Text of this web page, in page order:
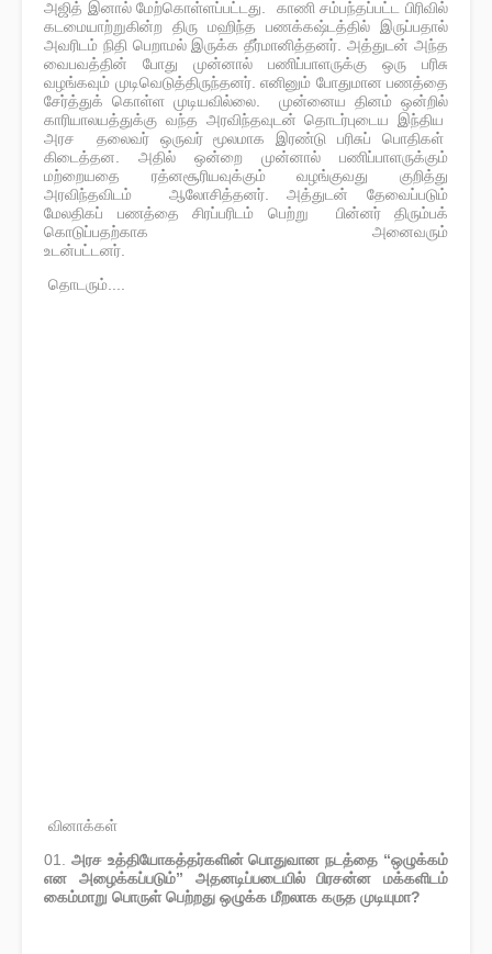
அஜித் இனால் மேற்கொள்ளப்பட்டது. காணி சம்பந்தப்பட்ட பிரிவில்
கடமையாற்றுகின்ற திரு மஹிந்த பணக்கஷ்டத்தில் இருப்பதால்
அவரிடம் நிதி பெறாமல் இருக்க தீ​ர்மானித்தனர். அத்துடன் அந்த
வைபவத்தின் போது முன்னால் பணிப்பாளருக்கு ஒரு பரிசு
வழங்கவும் முடிவெடுத்திருந்தனர். எனினும் போதுமான பணத்தை
சேர்த்துக் கொள்ள முடியவில்லை. முன்னைய தினம் ஒன்றில்
காரியாலயத்துக்கு வந்த அரவிந்தவுடன் தொடர்புடைய இந்திய
அரச தலைவர் ஒருவர் மூலமாக இரண்டு பரிசுப் பொதிகள்
கிடைத்தன. அதில் ஒன்றை முன்னால் பணிப்பாளருக்கும்
மற்றையதை ரத்னசூரியவுக்கும் வழங்குவது குறித்து
அரவிந்தவிடம் ஆலோசித்தனர். அத்துடன் தேவைப்படும்
மேலதிகப் பணத்தை சிரப்பரிடம் பெற்று பின்னர் திரும்பக்
கொடுப்பதற்காக அனைவரும்
உடன்பட்டனர்.
தொடரும்....
வினாக்கள்
01. அரச உத்தியோகத்தர்களின் பொதுவான நடத்தை “ஒழுக்கம்
என அழைக்கப்படும்” அதனடிப்படையில் பிரசன்ன மக்களிடம்
கைம்மாறு பொருள் பெற்றது ஒழுக்க மீறலாக கருத முடியுமா?